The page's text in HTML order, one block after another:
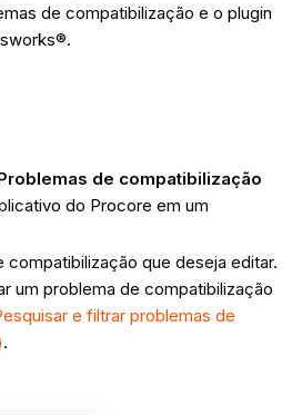
de compatibilização e o plugin
de compatibilização
do Procore em um
compatibilização que deseja editar.
um problema de compatibilização
e filtrar problemas de
.